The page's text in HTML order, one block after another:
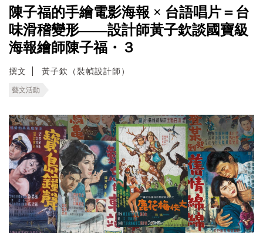
陳子福的手繪電影海報 × 台語唱片＝台
味滑稽變形——設計師黃子欽談國寶級
海報繪師陳子福・３
撰文 黃子欽（裝幀設計師）
藝文活動